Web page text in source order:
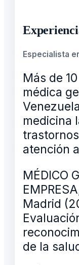
Especialista
Más de
médica
medicina
atención
MÉDICO
Madrid
de la